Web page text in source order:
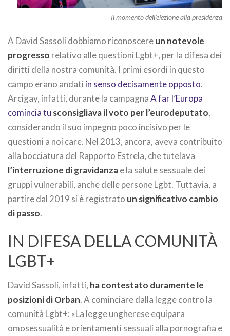
Il momento dell’elezione alla presidenza
A David Sassoli dobbiamo riconoscereun notevole
progresso relativo alle questioni Lgbt+, per la difesa dei
diritti della nostra comunità. I primi esordi in questo
campo erano andati in senso decisamente opposto.
Arcigay, infatti, durante la campagnaA far l’Europa
comincia tu sconsigliava il voto per l’eurodeputato,
considerando il suo impegno poco incisivo per le
questioni a noi care. Nel 2013, ancora, aveva contribuito
alla bocciatura del Rapporto Estrela, che tutelava
l’interruzione di gravidanzae la salute sessuale dei
gruppi vulnerabili, anche delle persone Lgbt. Tuttavia, a
partire dal 2019 si è registrato un significativo cambio
di passo.
IN DIFESA DELLA COMUNITÀ
LGBT+
David Sassoli, infatti, ha contestato duramente le
posizioni di Orban. A cominciare dalla legge contro la
comunità Lgbt+: «La legge ungherese equipara
omosessualità e orientamenti sessuali alla pornografia e